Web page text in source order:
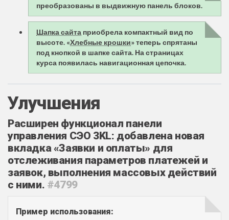
преобразованы в выдвижную панель блоков.
Шапка сайта приобрела компактный вид по
высоте. «Хлебные крошки» теперь спрятаны
под кнопкой в шапке сайта. На страницах
курса появилась навигационная цепочка.
Улучшения
Расширен функционал панели
управления СЭО 3KL: добавлена новая
вкладка «Заявки и оплаты» для
отслеживания параметров платежей и
заявок, выполнения массовых действий
с ними. #4799
Пример использования: